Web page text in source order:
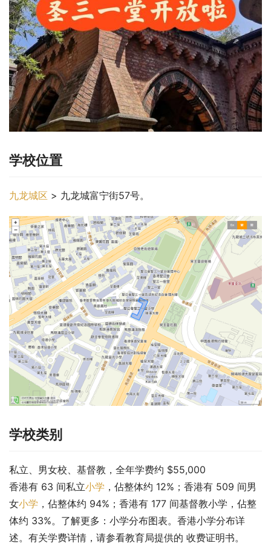
学校位置
九龙城区 > 九龙城富宁街57号。
学校类别
私立、男女校、基督教，全年学费约 $55,000
香港有 63 间私立小学 ，佔整体约 12%；香港有 509 间男
女小学 ，佔整体约 94%；香港有 177 间基督教小学，佔整
体约 33%。了解更多：小学分布图表。香港小学分布详
述。有关学费详情，请参看教育局提供的 收费证明书。